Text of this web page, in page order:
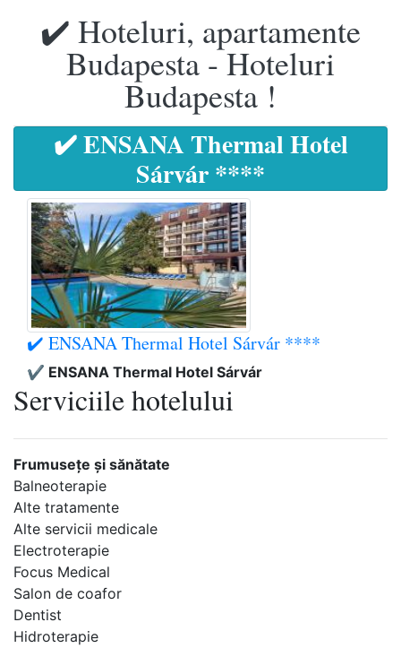
✔️ Hoteluri, apartamente
Budapesta - Hoteluri
Budapesta !
✔️ ENSANA Thermal Hotel
Sárvár ****
✔️ ENSANA Thermal Hotel Sárvár ****
✔️ ENSANA Thermal Hotel Sárvár
Serviciile hotelului
Frumuseţe şi sănătate
Balneoterapie
Alte tratamente
Alte servicii medicale
Electroterapie
Focus Medical
Salon de coafor
Dentist
Hidroterapie